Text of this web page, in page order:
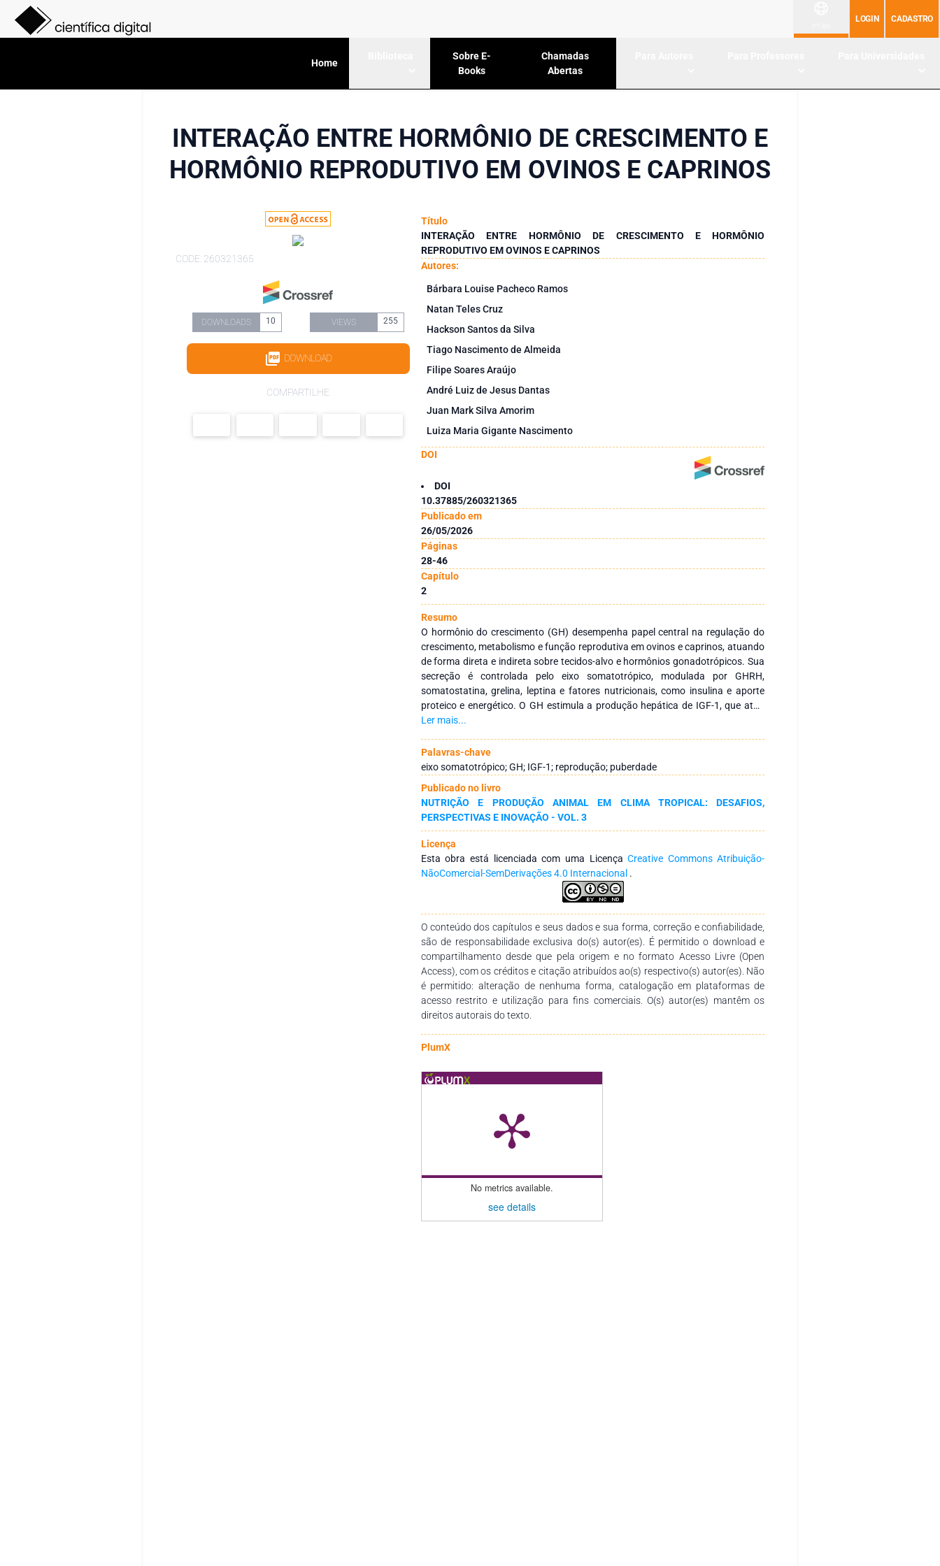
LOGIN CADASTRO
Home
Sobre E-
Books
Chamadas
Abertas
INTERAÇÃO ENTRE HORMÔNIO DE CRESCIMENTO E
HORMÔNIO REPRODUTIVO EM OVINOS E CAPRINOS
CODE: 260321365
DOWNLOADS 10 VIEWS 255
DOWNLOAD
COMPARTILHE
Título
INTERAÇÃO ENTRE HORMÔNIO DE CRESCIMENTO E HORMÔNIO
REPRODUTIVO EM OVINOS E CAPRINOS
Autores:
Bárbara Louise Pacheco Ramos
Natan Teles Cruz
Hackson Santos da Silva
Tiago Nascimento de Almeida
Filipe Soares Araújo
André Luiz de Jesus Dantas
Juan Mark Silva Amorim
Luiza Maria Gigante Nascimento
DOI
DOI
10.37885/260321365
Publicado em
26/05/2026
Páginas
28-46
Capítulo
2
Resumo
O hormônio do crescimento (GH) desempenha papel central na regulação do
crescimento, metabolismo e função reprodutiva em ovinos e caprinos, atuando
de forma direta e indireta sobre tecidos-alvo e hormônios gonadotrópicos. Sua
secreção é controlada pelo eixo somatotrópico, modulada por GHRH,
somatostatina, grelina, leptina e fatores nutricionais, como insulina e aporte
proteico e energético. O GH estimula a produção hepática de IGF-1, que atua
em tecidos periféricos e no hipotálamo, integrando crescimento somático,
insulina é crítica durante a puberdade, quando o estado nutricional e o ganho
de peso determinam a ativação do eixo reprodutivo e a prontidão biológica
para a reprodução. Fatores ambientais, como fotoperíodo e estresse térmico,
bem como práticas de manejo e suplementação nutricional, modulam a
expressão hormonal, influenciando crescimento, lactação e desempenho
reprodutivo. Estudos demonstram que alterações no equilíbrio do eixo GH–IGF-
1 podem retardar a puberdade, reduzir a atividade ovariana ou afetar a
produção de leite, enquanto condições nutricionais e manejo adequados
potencializam a interação entre crescimento e reprodução. Este trabalho revisa
e integra informações sobre a função do GH e sua relação com hormônios
reprodutivos, destacando sua relevância fisiológica e aplicabilidade em ovinos e
Ler mais...
Palavras-chave
eixo somatotrópico; GH; IGF-1; reprodução; puberdade
Publicado no livro
NUTRIÇÃO E PRODUÇÃO ANIMAL EM CLIMA TROPICAL: DESAFIOS,
PERSPECTIVAS E INOVAÇÃO - VOL. 3
Licença
Esta obra está licenciada com uma LicençaCreative Commons Atribuição-
NãoComercial-SemDerivações 4.0 Internacional .
O conteúdo dos capítulos e seus dados e sua forma, correção e confiabilidade,
são de responsabilidade exclusiva do(s) autor(es). É permitido o download e
compartilhamento desde que pela origem e no formato Acesso Livre (Open
Access), com os créditos e citação atribuídos ao(s) respectivo(s) autor(es). Não
é permitido: alteração de nenhuma forma, catalogação em plataformas de
acesso restrito e utilização para fins comerciais. O(s) autor(es) mantêm os
direitos autorais do texto.
PlumX
No metrics available.
see details